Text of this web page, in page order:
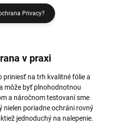
Privacy?
v praxi
priniesť na trh kvalitné fólie a
môže byť plnohodnotnou
a náročnom testovaní sme
nielen poriadne ochráni rovný
jednoduchý na nalepenie.